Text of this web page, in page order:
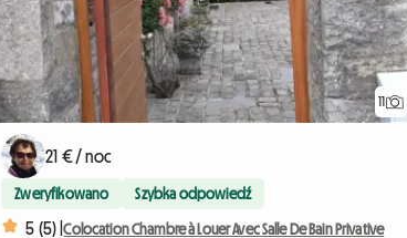
11
21 € / noc
Zweryfikowano Szybka odpowiedź
5 (5) |Colocation Chambre à Louer Avec Salle De Bain Privative